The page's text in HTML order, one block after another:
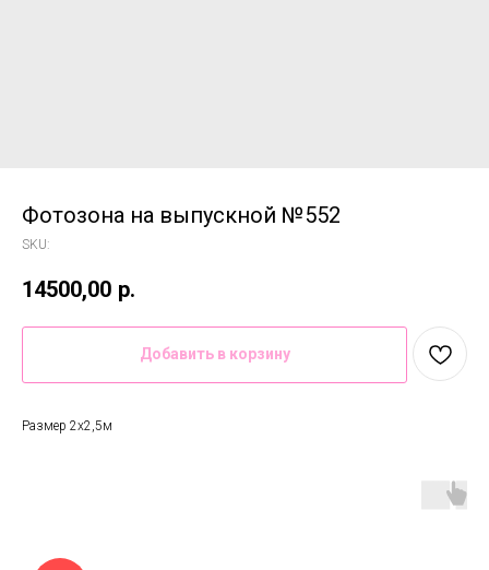
Фотозона на выпускной №552
SKU:
14500,00 р.
Добавить в корзину
Размер 2х2,5м